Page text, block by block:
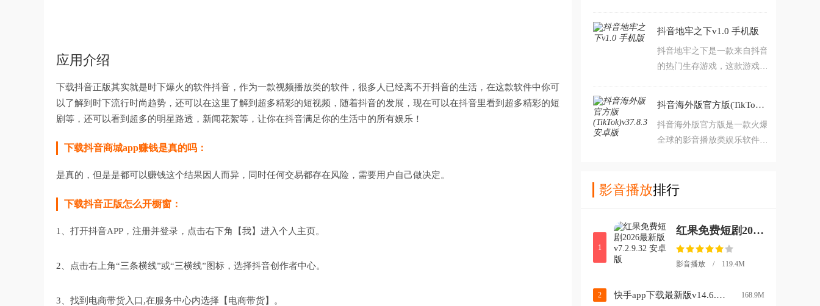
应用介绍
下载抖音正版其实就是时下爆火的软件抖音，作为一款视频播放类的软件，很多人已经离不开抖音的生活，在这款软件中你可
以了解到时下流行时尚趋势，还可以在这里了解到超多精彩的短视频，随着抖音的发展，现在可以在抖音里看到超多精彩的短
剧等，还可以看到超多的明星路透，新闻花絮等，让你在抖音满足你的生活中的所有娱乐！
下载抖音商城app赚钱是真的吗：
是真的，但是是都可以赚钱这个结果因人而异，同时任何交易都存在风险，需要用户自己做决定。
下载抖音正版怎么开橱窗：
1、打开抖音APP，注册并登录，点击右下角【我】进入个人主页。
2、点击右上角“三条横线”或“三横线”图标，选择抖音创作者中心。
3、找到电商带货入口,在服务中心内选择【电商带货】。
来大屏的视觉体验。
最多最全的知识，让你学习更
好更优质的内容，这款软件不
仅可以看视频，还可以在这里
同时还有超多精彩的直播等你
抖音地牢之下v1.0 手机版
抖音地牢之下是一款来自抖音
的热门生存游戏，这款游戏的
在地牢生存下去，不然就没有
任何来地牢的意义啊，在这款
游戏里你可以看到超多的精彩
的帮助。
抖音海外版官方版(TikTok)v37.8.3 安卓版
抖音海外版官方版是一款火爆
全球的影音播放类娱乐软件，
用户下载后软件名称为TikTo
算是第一次接触短视频也会使
用，软件最大的特点就是让用
户在碎片化的时间里得到最大
影音播放排行
1
红果免费短剧2026最新版v7.2.9.32 安卓版
影音播放 / 119.4M
2 快手app下载最新版v14.6.20.49153 官方安卓版 168.9M